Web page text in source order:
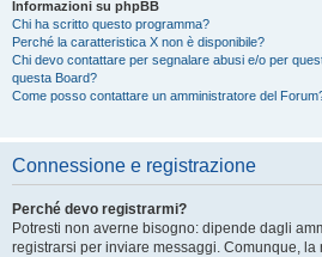
Informazioni su phpBB
Chi ha scritto questo programma?
Perché la caratteristica X non è disponibile?
Chi devo contattare per segnalare abusi e/o per
questa Board?
Come posso contattare un amministratore del
Connessione e registrazione
Perché devo registrarmi?
Potresti non averne bisogno: dipende dagli
registrarsi per inviare messaggi. Comunque,